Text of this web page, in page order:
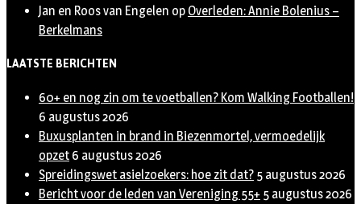
Jan en Roos van Engelen op Overleden: Annie Bolenius –
Berkelmans
LAATSTE BERICHTEN
60+ en nog zin om te voetballen? Kom Walking Footballen!
6 augustus 2026
Buxusplanten in brand in Biezenmortel, vermoedelijk
opzet 6 augustus 2026
Spreidingswet asielzoekers: hoe zit dat? 5 augustus 2026
Bericht voor de leden van Vereniging 55+ 5 augustus 2026